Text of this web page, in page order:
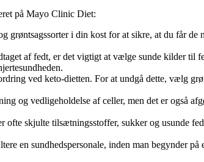
på Mayo Clinic Diet:
grøntsagssorter i din kost for at sikre, at du får
af fedt, er det vigtigt at vælge sunde kilder til
ved keto-dietten. For at undgå dette, vælg
og vedligeholdelse af celler, men det er også
skjulte tilsætningsstoffer, sukker og usunde
en sundhedspersonale, inden man begynder